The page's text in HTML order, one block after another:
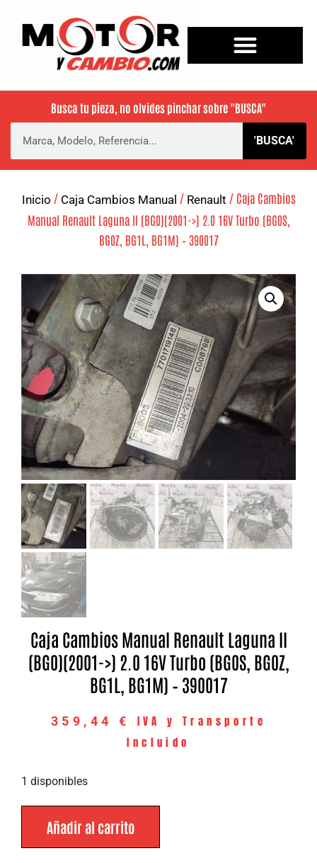
Busca tu pieza, no olvides pinchar sobre "BUSCA"
'BUSCA'
Inicio / Caja Cambios Manual / Renault / Caja Cambios
Manual Renault Laguna II (BG0)(2001->) 2.0 16V Turbo (BG0S,
BG0Z, BG1L, BG1M) – 390017
Caja Cambios Manual Renault Laguna II
(BG0)(2001->) 2.0 16V Turbo (BG0S, BG0Z,
BG1L, BG1M) – 390017
359,44 €
IVA y Transporte
Incluido
1 disponibles
Añadir al carrito